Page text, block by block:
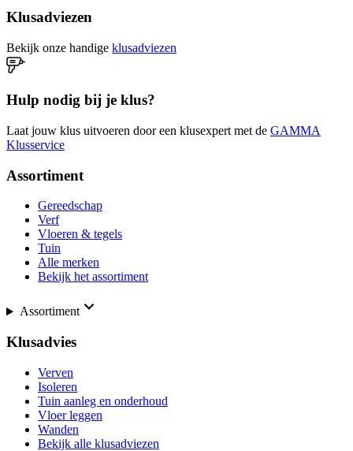
Klusadviezen
Bekijk onze handige klusadviezen
Hulp nodig bij je klus?
Laat jouw klus uitvoeren door een klusexpert met de GAMMA
Klusservice
Assortiment
Gereedschap
Verf
Vloeren & tegels
Tuin
Alle merken
Bekijk het assortiment
Assortiment
Klusadvies
Verven
Isoleren
Tuin aanleg en onderhoud
Vloer leggen
Wanden
Bekijk alle klusadviezen